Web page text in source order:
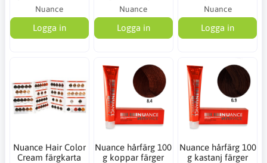
Nuance
Logga in
Nuance
Logga in
Nuance
Logga in
Nuance Hair Color
Cream färgkarta
Nuance hårfärg 100
g koppar färger
Nuance hårfärg 100
g kastanj färger